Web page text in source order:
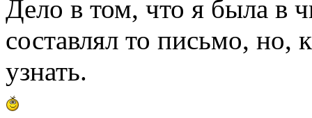
Дело в том, что я была в
составлял то письмо, но,
узнать.